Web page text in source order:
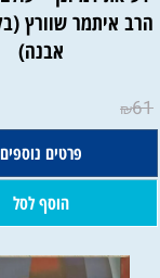
הרב איתמר שוורץ
אבנה)
₪61
פרטים נוספים
הוסף לסל